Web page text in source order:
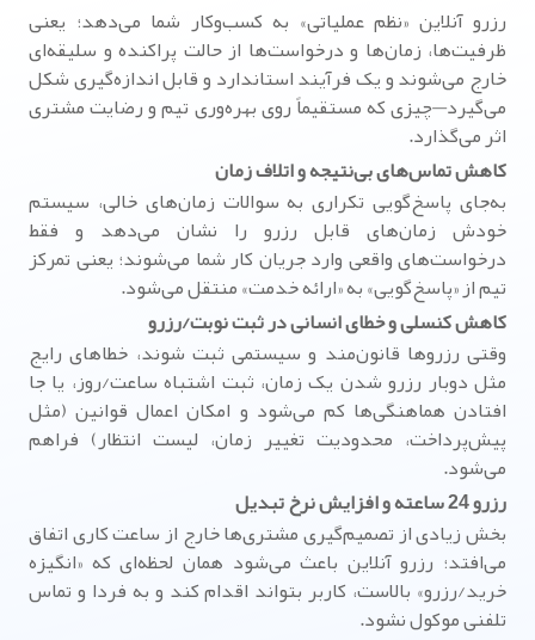
رزرو آنلاین «نظم عملیاتی» به کسب‌وکار شما می‌دهد؛ یعنی
ظرفیت‌ها، زمان‌ها و درخواست‌ها از حالت پراکنده و سلیقه‌ای
خارج می‌شوند و یک فرآیند استاندارد و قابل اندازه‌گیری شکل
می‌گیرد—چیزی که مستقیماً روی بهره‌وری تیم و رضایت مشتری
اثر می‌گذارد.
کاهش تماس‌های بی‌نتیجه و اتلاف زمان
به‌جای پاسخ‌گویی تکراری به سوالات زمان‌های خالی، سیستم
خودش زمان‌های قابل رزرو را نشان می‌دهد و فقط
درخواست‌های واقعی وارد جریان کار شما می‌شوند؛ یعنی تمرکز
تیم از «پاسخ‌گویی» به «ارائه خدمت» منتقل می‌شود.
کاهش کنسلی و خطای انسانی در ثبت نوبت/رزرو
وقتی رزروها قانون‌مند و سیستمی ثبت شوند، خطاهای رایج
مثل دوبار رزرو شدن یک زمان، ثبت اشتباه ساعت/روز، یا جا
افتادن هماهنگی‌ها کم می‌شود و امکان اعمال قوانین (مثل
پیش‌پرداخت، محدودیت تغییر زمان، لیست انتظار) فراهم
می‌شود.
رزرو 24 ساعته و افزایش نرخ تبدیل
بخش زیادی از تصمیم‌گیری مشتری‌ها خارج از ساعت کاری اتفاق
می‌افتد؛ رزرو آنلاین باعث می‌شود همان لحظه‌ای که «انگیزه
خرید/رزرو» بالاست، کاربر بتواند اقدام کند و به فردا و تماس
تلفنی موکول نشود.